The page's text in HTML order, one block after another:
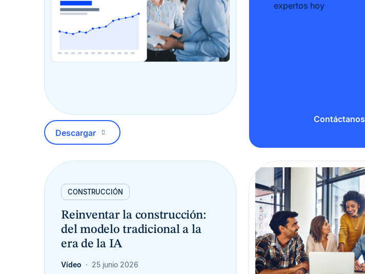
Descargar
expertos hoy
Contáctanos
CONSTRUCCIÓN
Reinventar la construcción:
del modelo tradicional a la
era de la IA
Vídeo 25 junio 2026